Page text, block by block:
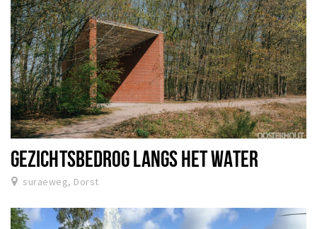
GEZICHTSBEDROG LANGS HET WATER
suraeweg, Dorst